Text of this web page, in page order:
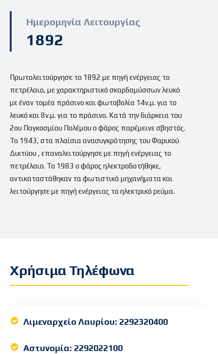
Ημερομηνία Λειτουργίας
1892
Πρωτολειτούργησε το 1892 με πηγή ενέργειας το
πετρέλαιο, με χαρακτηριστικό σκαρδαμύσσων λευκό
με έναν τομέα πράσινο και φωτοβολία 14ν.μ. για το
λευκό και 8ν.μ. για το πράσινο. Κατά την διάρκεια του
2ου Παγκοσμίου Πολέμου ο φάρος παρέμεινε σβηστός.
Το 1943, στα πλαίσια ανασυγκρότησης του Φαρικού
Δικτύου , επαναλειτούργησε με πηγή ενέργειας το
πετρέλαιο. Το 1983 ο φάρος ηλεκτροδοτήθηκε,
αντικαταστάθηκαν τα φωτιστικά μηχανήματα και
λειτούργησε με πηγή ενέργειας το ηλεκτρικό ρεύμα.
Χρήσιμα Τηλέφωνα
Λιμεναρχείο Λαυρίου: 2292320400
Αστυνομία: 2292022100